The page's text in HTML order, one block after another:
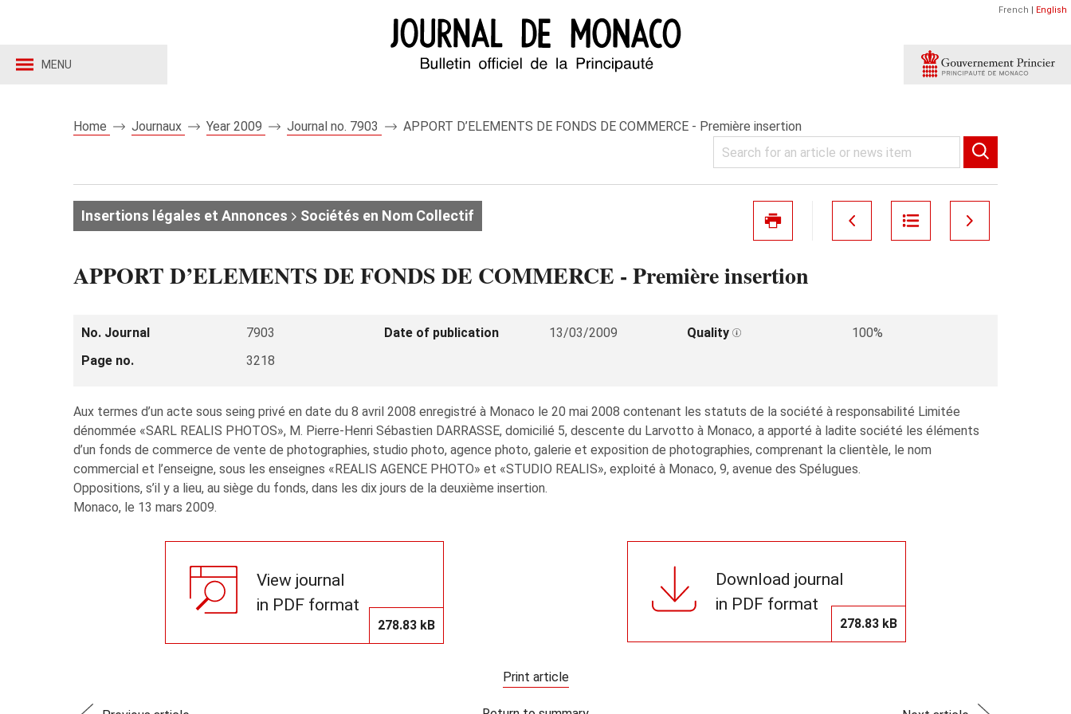
MENU
French | English
Home Journaux Year 2009 Journal no. 7903 APPORT D’ELEMENTS DE FONDS DE COMMERCE - Première insertion
Insertions légales et Annonces Sociétés en Nom Collectif
APPORT D’ELEMENTS DE FONDS DE COMMERCE - Première insertion
No. Journal 7903 Date of publication 13/03/2009 Quality
100%
Page no.
3218
Aux termes d’un acte sous seing privé en date du 8 avril 2008 enregistré à Monaco le 20 mai 2008 contenant les statuts de la société à responsabilité Limitée
dénommée «SARL REALIS PHOTOS», M. Pierre-Henri Sébastien DARRASSE, domicilié 5, descente du Larvotto à Monaco, a apporté à ladite société les éléments
d’un fonds de commerce de vente de photographies, studio photo, agence photo, galerie et exposition de photographies, comprenant la clientèle, le nom
commercial et l’enseigne, sous les enseignes «REALIS AGENCE PHOTO» et «STUDIO REALIS», exploité à Monaco, 9, avenue des Spélugues.
Oppositions, s’il y a lieu, au siège du fonds, dans les dix jours de la deuxième insertion.
Monaco, le 13 mars 2009.
View journal
in PDF format
278.83 kB
Download journal
in PDF format
278.83 kB
Print article